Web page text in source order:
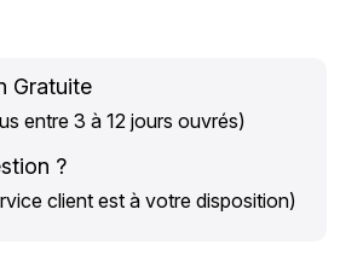
Gratuite
entre 3 à 12 jours ouvrés)
?
client est à votre disposition)